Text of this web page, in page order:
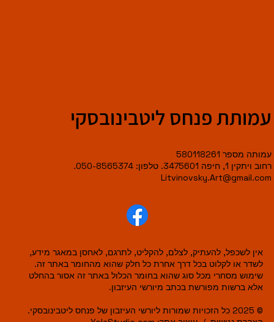
עמותת פנחס ליטבינובסקי
עמותה מספר 580118261
רחוב ויתקין 1, חיפה 3475601. טלפון: 050-8565374.
Litvinovsky.Art@gmail.com
אין לשכפל, להעתיק, לצלם, להקליט, לתרגם, לאחסן במאגר מידע,
לשדר או לקלוט בכל דרך אחרת כל חלק שהוא מהחומר באתר זה.
שימוש מסחרי מכל סוג שהוא בחומר הכלול באתר זה אסור בהחלט
אלא ברשות מפורשת בכתב מיורשי העיזבון.
© 2025 כל הזכויות שמורות ליורשי העיזבון של פנחס ליטבינובסקי.